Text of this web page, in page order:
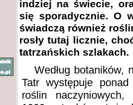
indziej na świecie,
się sporadycznie. O
świadczą również
rosły tutaj licznie,
tatrzańskich szlakach.
Według botaników,
Tatr występuje
roślin